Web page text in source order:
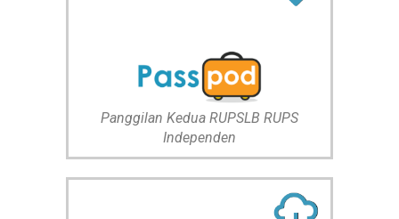
Panggilan Kedua RUPSLB RUPS
Independen